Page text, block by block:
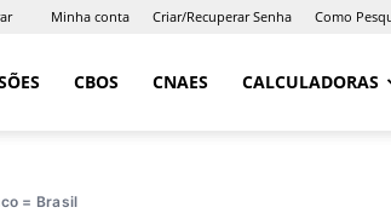
Minha conta Criar/Recuperar Senha Como
CBOS CNAES CALCULADORAS
= Brasil